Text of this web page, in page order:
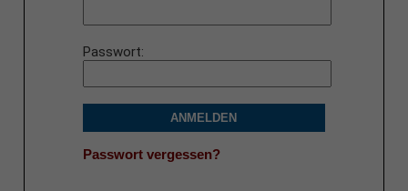
Passwort
ANMELDEN
Passwort vergessen?